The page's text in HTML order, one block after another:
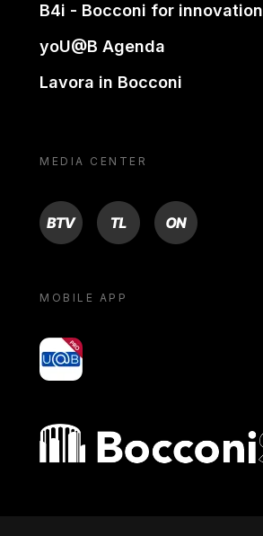
B4i - Bocconi for innovation
yoU@B Agenda
Lavora in Bocconi
MEDIA CENTER
BTV TL ON
MOBILE APP
yoU@B
Bocconi shop